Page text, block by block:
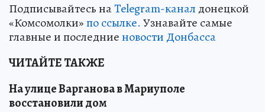
Подписывайтесь наTelegram-канал донецкой
«Комсомолки»по ссылке. Узнавайте самые
главные и последниеновости Донбасса
ЧИТАЙТЕ ТАКЖЕ
На улице Варганова в Мариуполе
восстановили дом